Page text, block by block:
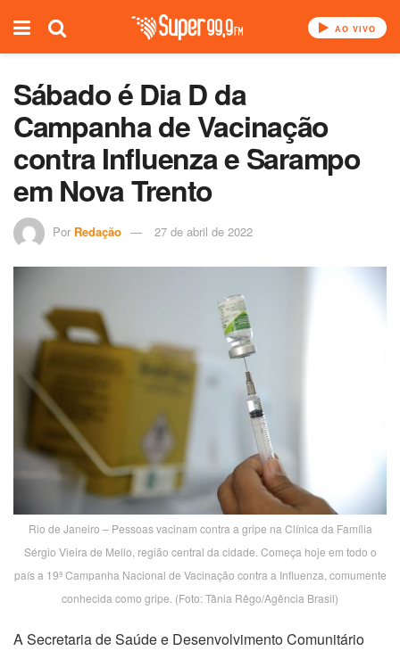
AO VIVO
Sábado é Dia D da
Campanha de Vacinação
contra Influenza e Sarampo
em Nova Trento
Por Redação 27 de abril de 2022
Rio de Janeiro – Pessoas vacinam contra a gripe na Clínica da Família
Sérgio Vieira de Mello, região central da cidade. Começa hoje em todo o
país a 19ª Campanha Nacional de Vacinação contra a Influenza, comumente
conhecida como gripe. (Foto: Tânia Rêgo/Agência Brasil)
A Secretaria de Saúde e Desenvolvimento Comunitário